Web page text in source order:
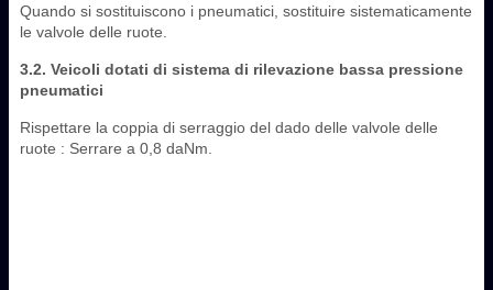
Quando si sostituiscono i pneumatici, sostituire sistematicamente
le valvole delle ruote.
3.2. Veicoli dotati di sistema di rilevazione bassa pressione
pneumatici
Rispettare la coppia di serraggio del dado delle valvole delle
ruote : Serrare a 0,8 daNm.